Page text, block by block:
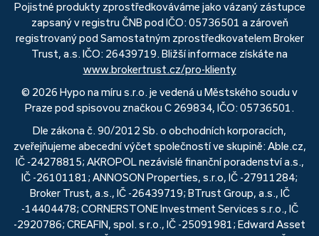
Pojistné produkty zprostředkováváme jako vázaný zástupce
zapsaný v registru ČNB pod IČO: 05736501 a zároveň
registrovaný pod Samostatným zprostředkovatelem Broker
Trust, a.s. IČO: 26439719. Bližší informace získáte na
www.brokertrust.cz/pro-klienty
© 2026 Hypo na míru s.r.o. je vedená u Městského soudu v
Praze pod spisovou značkou C 269834, IČO: 05736501.
Dle zákona č. 90/2012 Sb. o obchodních korporacích,
zveřejňujeme abecední výčet společností ve skupině: Able.cz,
IČ -24278815; AKROPOL nezávislé finanční poradenství a.s.,
IČ -26101181; ANNOSON Properties, s.r.o, IČ -27911284;
Broker Trust, a.s., IČ -26439719; BTrust Group, a.s., IČ
-14404478; CORNERSTONE Investment Services s.r.o., IČ
-2920786; CREAFIN, spol. s r.o., IČ -25091981; Edward Asset